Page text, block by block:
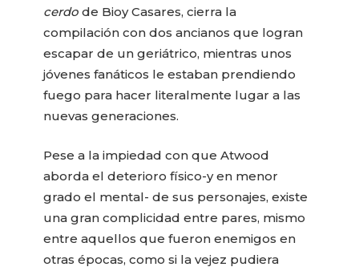
cerdo de Bioy Casares, cierra la
compilación con dos ancianos que logran
escapar de un geriátrico, mientras unos
jóvenes fanáticos le estaban prendiendo
fuego para hacer literalmente lugar a las
nuevas generaciones.
Pese a la impiedad con que Atwood
aborda el deterioro físico-y en menor
grado el mental- de sus personajes, existe
una gran complicidad entre pares, mismo
entre aquellos que fueron enemigos en
otras épocas, como si la vejez pudiera